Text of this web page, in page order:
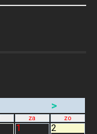
>
za zo
1
2